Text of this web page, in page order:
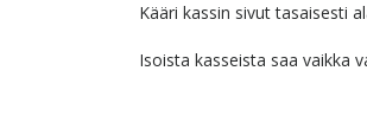
Kääri kassin sivut tasaisesti
Isoista kasseista saa vaikka